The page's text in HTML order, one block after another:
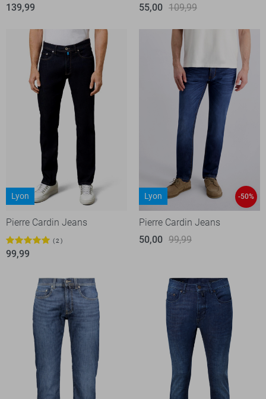
139,99
55,00 109,99
Lyon
Pierre Cardin Jeans
2
99,99
Lyon -50%
Pierre Cardin Jeans
50,00 99,99